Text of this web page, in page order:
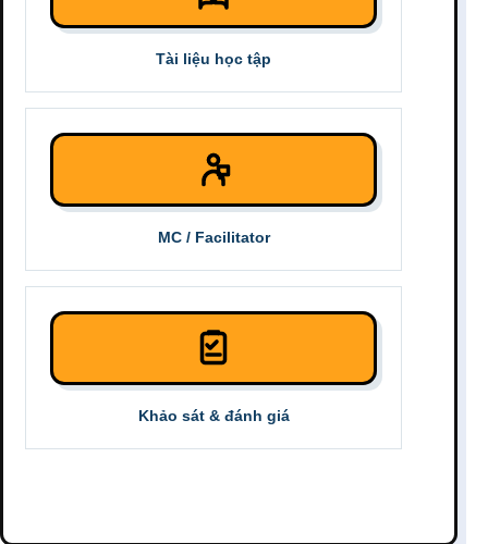
Tài liệu học tập
MC / Facilitator
Khảo sát & đánh giá